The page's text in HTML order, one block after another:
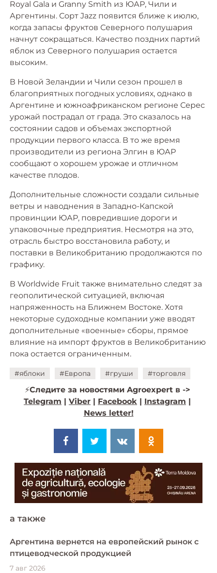
Royal Gala и Granny Smith из ЮАР, Чили и
Аргентины. Сорт Jazz появится ближе к июлю,
когда запасы фруктов Северного полушария
начнут сокращаться. Качество поздних партий
яблок из Северного полушария остается
высоким.
В Новой Зеландии и Чили сезон прошел в
благоприятных погодных условиях, однако в
Аргентине и южноафриканском регионе Серес
урожай пострадал от града. Это сказалось на
состоянии садов и объемах экспортной
продукции первого класса. В то же время
производители из региона Элгин в ЮАР
сообщают о хорошем урожае и отличном
качестве плодов.
Дополнительные сложности создали сильные
ветры и наводнения в Западно-Капской
провинции ЮАР, повредившие дороги и
упаковочные предприятия. Несмотря на это,
отрасль быстро восстановила работу, и
поставки в Великобританию продолжаются по
графику.
В Worldwide Fruit также внимательно следят за
геополитической ситуацией, включая
напряженность на Ближнем Востоке. Хотя
некоторые судоходные компании уже вводят
дополнительные «военные» сборы, прямое
влияние на импорт фруктов в Великобританию
пока остается ограниченным.
#яблоки #Европа #груши #торговля
⚡️Следите за новостями Agroexpert в ->
Telegram
Viber Facebook Instagram
News letter!
a также
Аргентина вернется на европейский рынок с
птицеводческой продукцией
7 авг 2026